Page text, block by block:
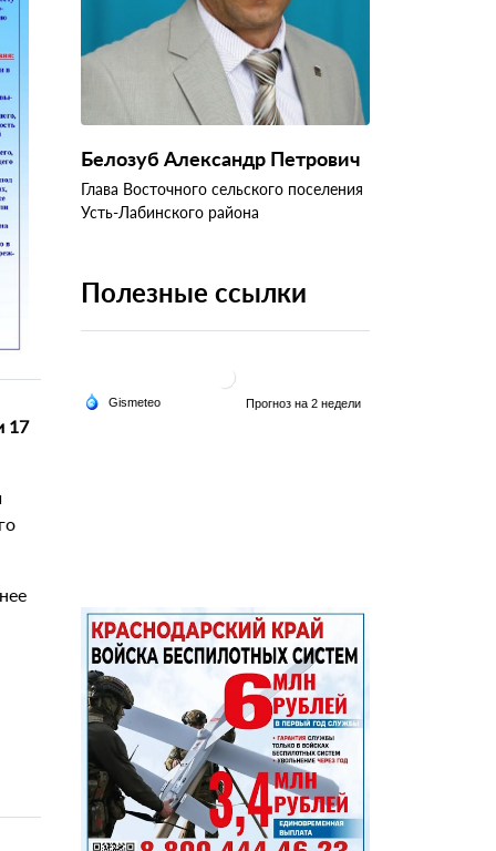
17
Белозуб Александр Петрович
Глава Восточного сельского поселения
Усть-Лабинского района
Полезные ссылки